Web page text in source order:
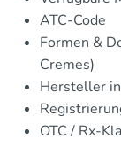
ATC-Code
Formen &
Cremes)
Hersteller
OTC / Rx-